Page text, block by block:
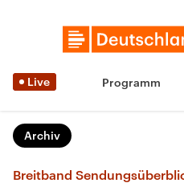
Live Programm
Archiv
Breitband